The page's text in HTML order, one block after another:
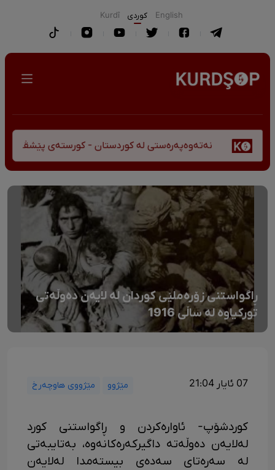
English كوردی Kurdî
نەتەوەپەرەستی لە کوردستان - کورستەی پێشڤەچوونی
ڕاگواستنی زۆرەملێی کوردان لە لایەن دەوڵەتی
تورکیاوە لە ساڵی 1916
07 ئایار 21:04 مێژوو مێژووی هاوچەرخ
کوردشۆپ- ئاوارەکردن و ڕاگواستنی کورد
لەلایەن دەوڵەتە داگیرکەرەکانەوە، بەتایبەتی
لە سەرەتای سەدەی بیستەمدا لەلایەن